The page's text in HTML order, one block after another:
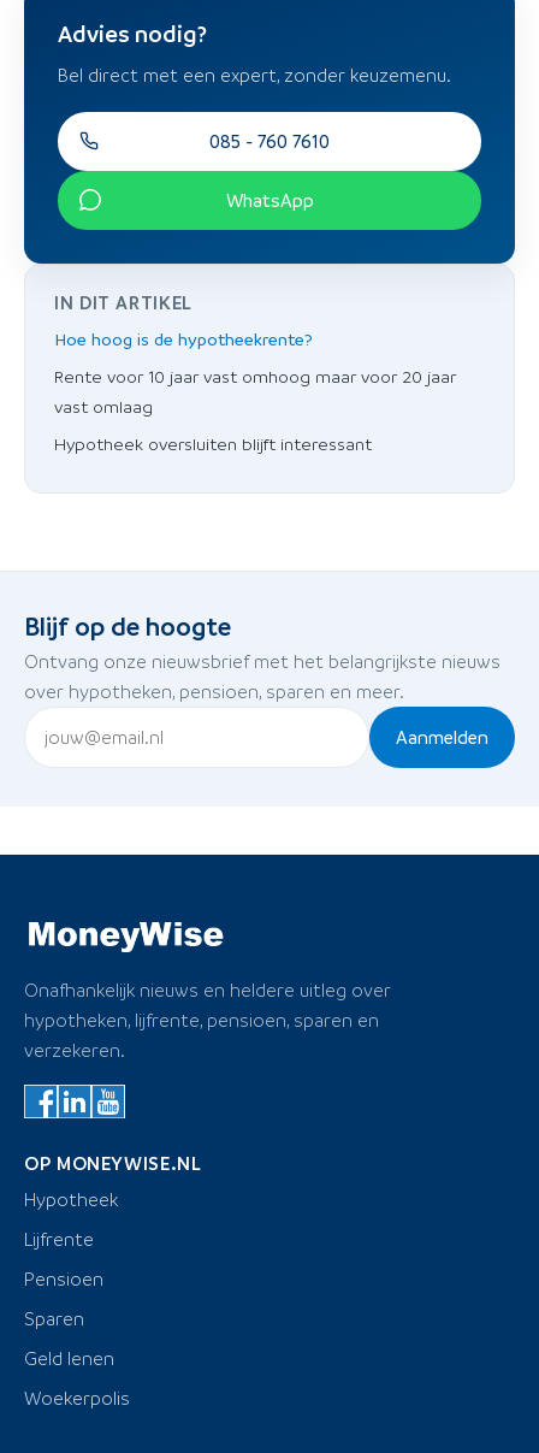
IN DIT ARTIKEL
Hoe hoog is de hypotheekrente?
Rente voor 10 jaar vast omhoog maar voor 20 jaar
vast omlaag
Hypotheek oversluiten blijft interessant
Advies nodig?
Bel direct met een expert, zonder keuzemenu.
085 - 760 7610
WhatsApp
Blijf op de hoogte
Ontvang onze nieuwsbrief met het belangrijkste nieuws
over hypotheken, pensioen, sparen en meer.
Aanmelden
Onafhankelijk nieuws en heldere uitleg over
hypotheken, lijfrente, pensioen, sparen en
verzekeren.
OP MONEYWISE.NL
Hypotheek
Lijfrente
Pensioen
Sparen
Geld lenen
Woekerpolis